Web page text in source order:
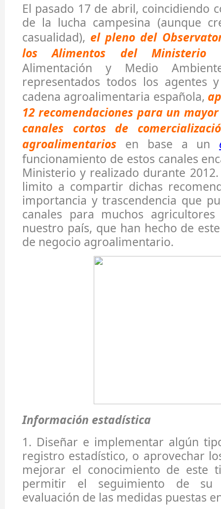
El pasado 17 de abril, coincidiendo
de la lucha campesina (aunque
casualidad), el pleno del
los Alimentos del Ministerio
Alimentación y Medio
representados todos los agentes
cadena agroalimentaria española,
12 recomendaciones para un
canales cortos de
agroalimentarios en base a un
funcionamiento de estos canales
Ministerio y realizado durante
limito a compartir dichas
importancia y trascendencia que
canales para muchos
nuestro país, que han hecho de
de negocio agroalimentario.
Información estadística
1. Diseñar e implementar algún
registro estadístico, o aprovechar
mejorar el conocimiento de este
permitir el seguimiento de
evaluación de las medidas puestas